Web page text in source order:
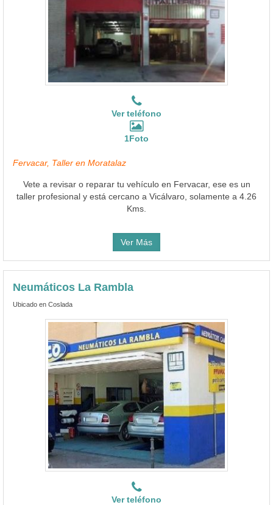
Ver teléfono
1Foto
Fervacar, Taller en Moratalaz
Vete a revisar o reparar tu vehículo en Fervacar, ese es un
taller profesional y está cercano a Vicálvaro, solamente a 4.26
Kms.
Ver Más
Neumáticos La Rambla
Ubicado en Coslada
Ver teléfono